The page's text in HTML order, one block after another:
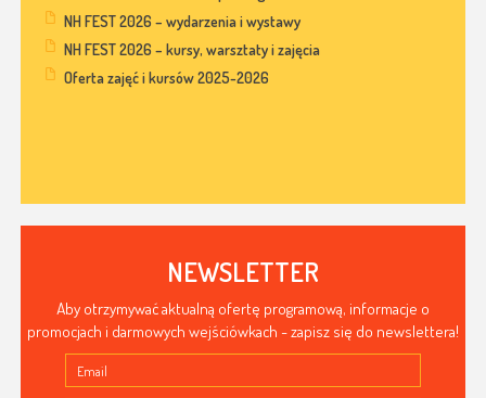
NH FEST 2026 – wydarzenia i wystawy
NH FEST 2026 – kursy, warsztaty i zajęcia
Oferta zajęć i kursów 2025-2026
NEWSLETTER
Aby otrzymywać aktualną ofertę programową, informacje o
promocjach i darmowych wejściówkach - zapisz się do newslettera!